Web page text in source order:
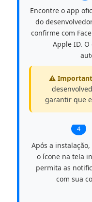
Encontre o app
do
confirme com
Apple ID.
⚠️
garantir que
4
Após a
o ícone na tela
permita as
com sua